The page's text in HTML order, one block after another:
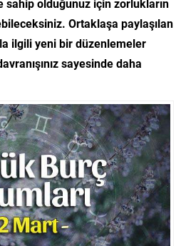
olduğunuz için zorlukların
Ortaklaşa paylaşılan
ilgili yeni bir düzenlemeler
sayesinde daha